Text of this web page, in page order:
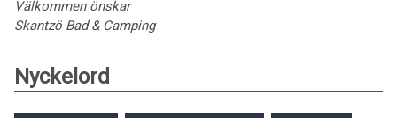
Välkommen önskar
Skantzö Bad & Camping
Nyckelord